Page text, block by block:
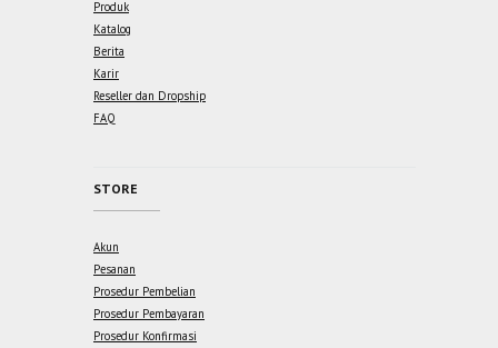
Produk
Katalog
Berita
Karir
Reseller dan Dropship
FAQ
STORE
Akun
Pesanan
Prosedur Pembelian
Prosedur Pembayaran
Prosedur Konfirmasi